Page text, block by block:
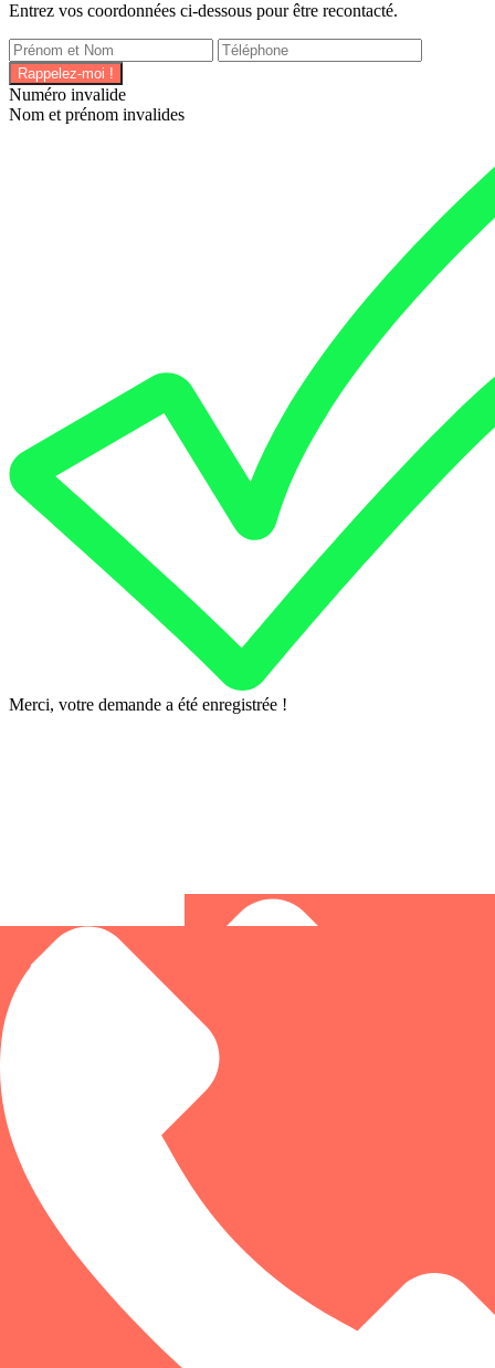
Entrez vos coordonnées ci-dessous pour être recontacté.
Rappelez-moi !
Numéro invalide
Nom et prénom invalides
Merci, votre demande a été enregistrée !